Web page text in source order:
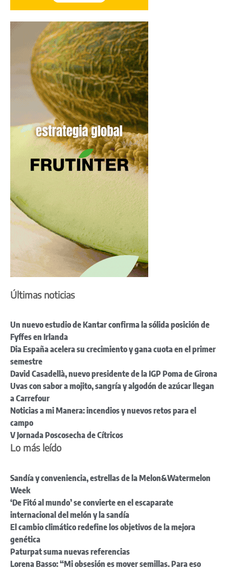
Últimas noticias
Un nuevo estudio de Kantar confirma la sólida posición de
Fyffes en Irlanda
Dia España acelera su crecimiento y gana cuota en el primer
semestre
David Casadellà, nuevo presidente de la IGP Poma de Girona
Uvas con sabor a mojito, sangría y algodón de azúcar llegan
a Carrefour
Noticias a mi Manera: incendios y nuevos retos para el
campo
V Jornada Poscosecha de Cítricos
Lo más leído
Sandía y conveniencia, estrellas de la Melon&Watermelon
Week
‘De Fitó al mundo’ se convierte en el escaparate
internacional del melón y la sandía
El cambio climático redefine los objetivos de la mejora
genética
Paturpat suma nuevas referencias
Lorena Basso: “Mi obsesión es mover semillas. Para eso